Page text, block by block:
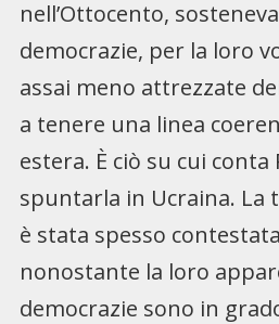
nell’Ottocento,
democrazie, per la loro
assai meno attrezzate
a tenere una linea
estera. È ciò su cui
spuntarla in Ucraina. La
è stata spesso
nonostante la loro
democrazie sono in